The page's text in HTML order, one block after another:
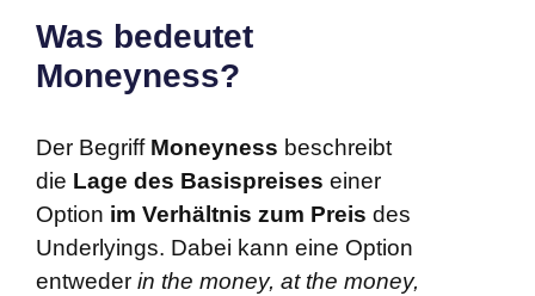
Was bedeutet
Moneyness?
Der Begriff Moneyness beschreibt
die Lage des Basispreises einer
Option im Verhältnis zum Preis des
Underlyings. Dabei kann eine Option
entweder in the money, at the money,